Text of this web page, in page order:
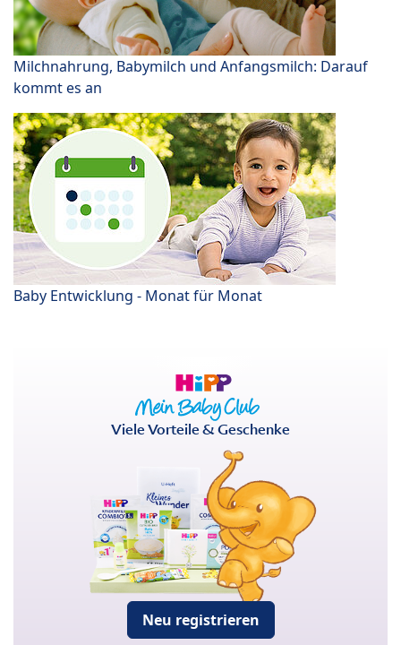
Milchnahrung, Babymilch und Anfangsmilch: Darauf
kommt es an
Baby Entwicklung - Monat für Monat
Viele Vorteile & Geschenke
Neu registrieren